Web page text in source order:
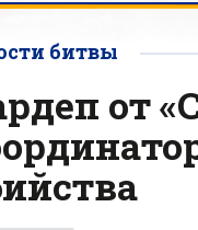
битвы
от